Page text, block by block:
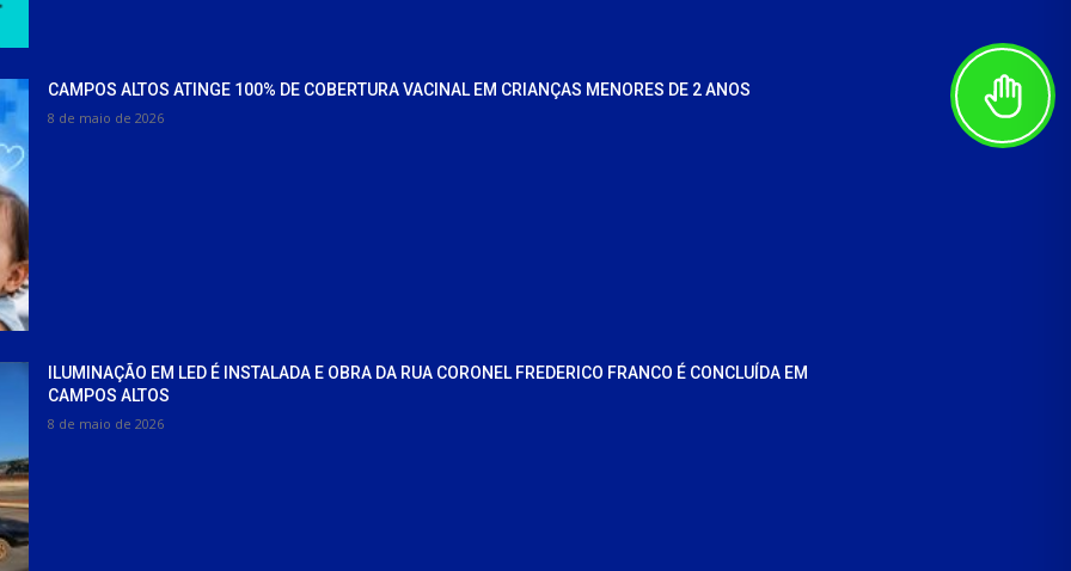
CAMPOS ALTOS ATINGE 100% DE COBERTURA VACINAL EM CRIANÇAS MENORES DE 2 ANOS
8 de maio de 2026
ILUMINAÇÃO EM LED É INSTALADA E OBRA DA RUA CORONEL FREDERICO FRANCO É CONCLUÍDA EM
CAMPOS ALTOS
8 de maio de 2026